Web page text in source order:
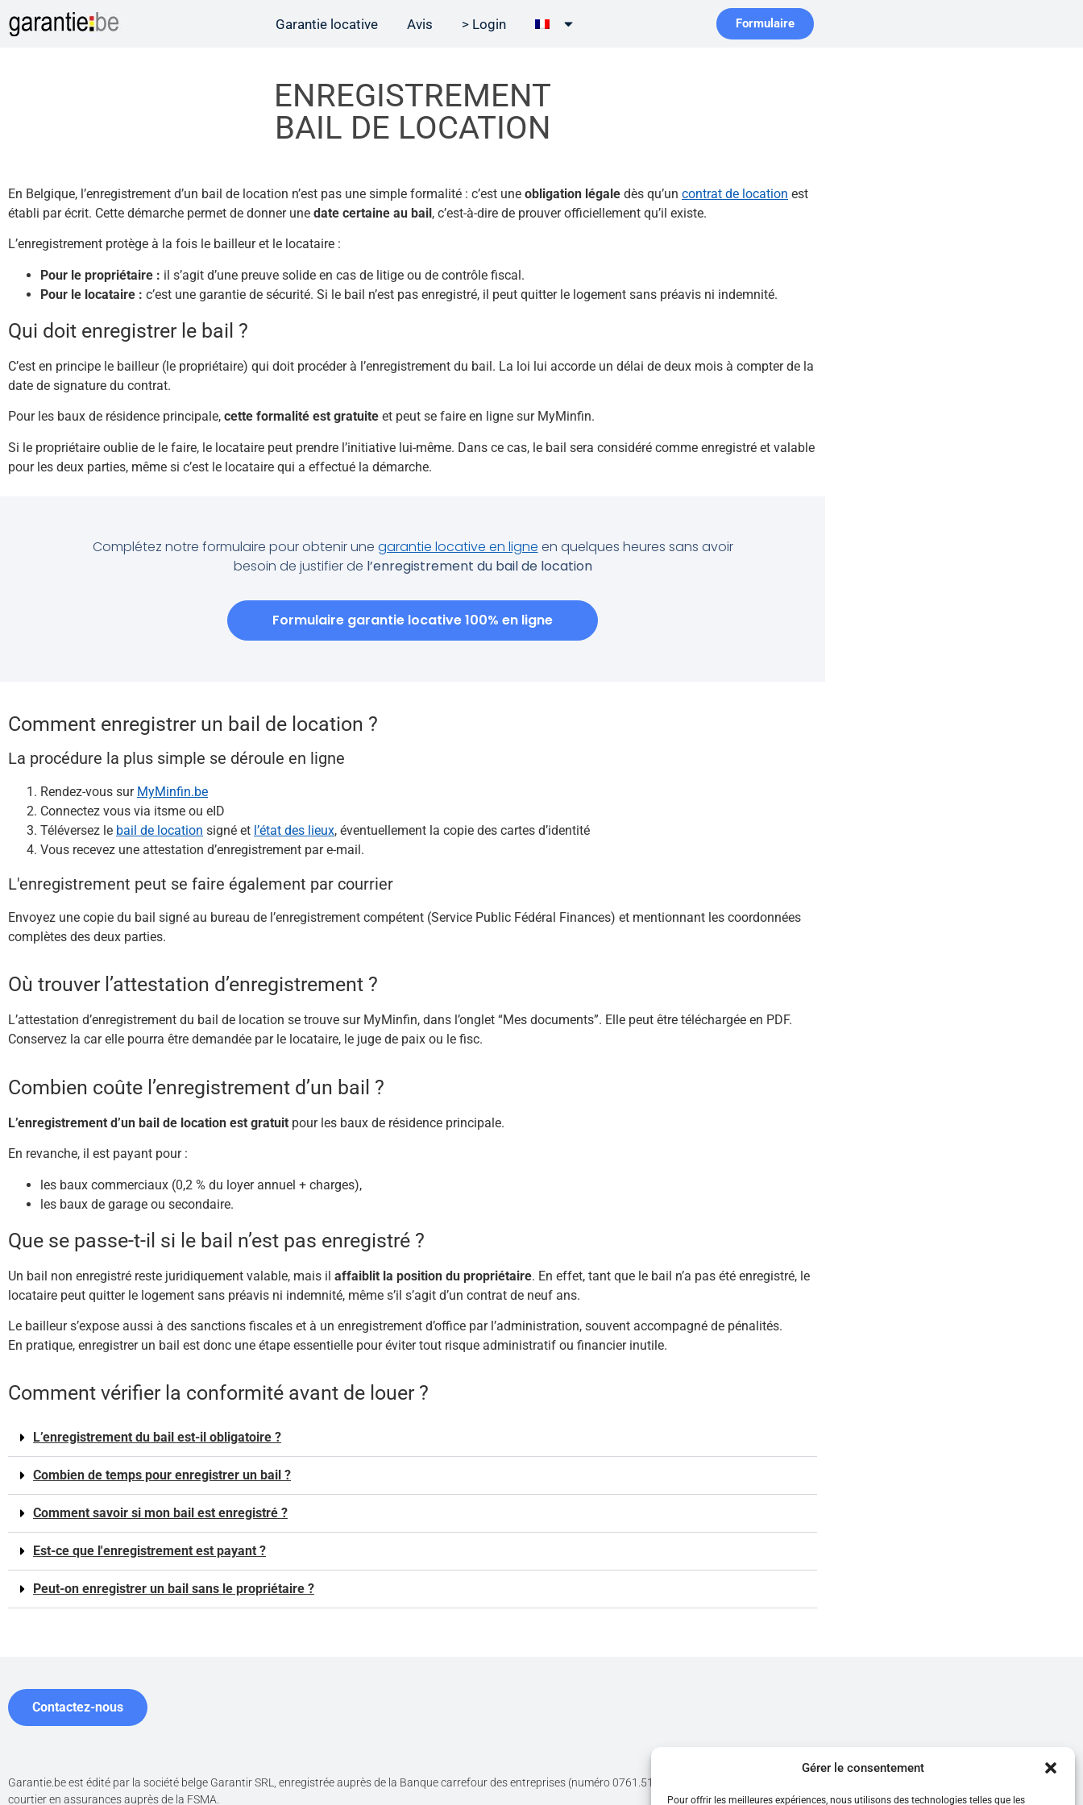
Gérer le consentement
Pour offrir les meilleures expériences, nous utilisons des technologies telles que les
Garantie locative Avis > Login Formulaire
ENREGISTREMENT
BAIL DE LOCATION
En Belgique, l’enregistrement d’un bail de location n’est pas une simple formalité : c’est une obligation légale dès qu’un contrat de location est
établi par écrit. Cette démarche permet de donner une date certaine au bail, c’est-à-dire de prouver officiellement qu’il existe.
L’enregistrement protège à la fois le bailleur et le locataire :
Pour le propriétaire : il s’agit d’une preuve solide en cas de litige ou de contrôle fiscal.
Pour le locataire : c’est une garantie de sécurité. Si le bail n’est pas enregistré, il peut quitter le logement sans préavis ni indemnité.
Qui doit enregistrer le bail ?
C’est en principe le bailleur (le propriétaire) qui doit procéder à l’enregistrement du bail. La loi lui accorde un délai de deux mois à compter de la
date de signature du contrat.
Pour les baux de résidence principale, cette formalité est gratuite et peut se faire en ligne sur MyMinfin.
Si le propriétaire oublie de le faire, le locataire peut prendre l’initiative lui-même. Dans ce cas, le bail sera considéré comme enregistré et valable
pour les deux parties, même si c’est le locataire qui a effectué la démarche.
Complétez notre formulaire pour obtenir une garantie locative en ligne en quelques heures sans avoir
besoin de justifier de l’enregistrement du bail de location
Formulaire garantie locative 100% en ligne
Comment enregistrer un bail de location ?
La procédure la plus simple se déroule en ligne
Rendez-vous sur MyMinfin.be
Connectez vous via itsme ou eID
Téléversez le bail de location signé et l’état des lieux, éventuellement la copie des cartes d’identité
Vous recevez une attestation d’enregistrement par e-mail.
L'enregistrement peut se faire également par courrier
Envoyez une copie du bail signé au bureau de l’enregistrement compétent (Service Public Fédéral Finances) et mentionnant les coordonnées
complètes des deux parties.
Où trouver l’attestation d’enregistrement ?
L’attestation d’enregistrement du bail de location se trouve sur MyMinfin, dans l’onglet “Mes documents”. Elle peut être téléchargée en PDF.
Conservez la car elle pourra être demandée par le locataire, le juge de paix ou le fisc.
Combien coûte l’enregistrement d’un bail ?
L’enregistrement d’un bail de location est gratuit pour les baux de résidence principale.
En revanche, il est payant pour :
les baux commerciaux (0,2 % du loyer annuel + charges),
les baux de garage ou secondaire.
Que se passe-t-il si le bail n’est pas enregistré ?
Un bail non enregistré reste juridiquement valable, mais il affaiblit la position du propriétaire. En effet, tant que le bail n’a pas été enregistré, le
locataire peut quitter le logement sans préavis ni indemnité, même s’il s’agit d’un contrat de neuf ans.
Le bailleur s’expose aussi à des sanctions fiscales et à un enregistrement d’office par l’administration, souvent accompagné de pénalités.
En pratique, enregistrer un bail est donc une étape essentielle pour éviter tout risque administratif ou financier inutile.
Comment vérifier la conformité avant de louer ?
L’enregistrement du bail est-il obligatoire ?
Combien de temps pour enregistrer un bail ?
Comment savoir si mon bail est enregistré ?
Est-ce que l'enregistrement est payant ?
Peut-on enregistrer un bail sans le propriétaire ?
Contactez-nous
Garantie.be est édité par la société belge Garantir SRL, enregistrée auprès de la Banque carrefour des entreprises (numéro 0761.516.118) et inscrite en tant que
courtier en assurances auprès de la FSMA.